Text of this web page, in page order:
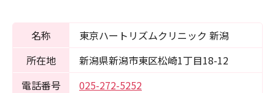
名称
東京ハートリズムクリニック 新潟
所在地
新潟県新潟市東区松崎1丁目18-12
電話番号
025-272-5252